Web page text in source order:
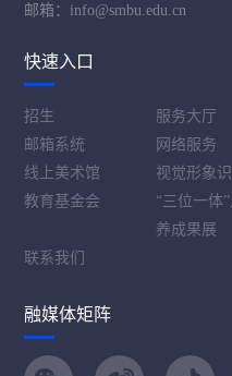
邮箱：info@smbu.edu.cn
快速入口
招生
服务大厅
邮箱系统
网络服务
线上美术馆
视觉形象识
教育基金会
“三位一体
养成果展
联系我们
融媒体矩阵